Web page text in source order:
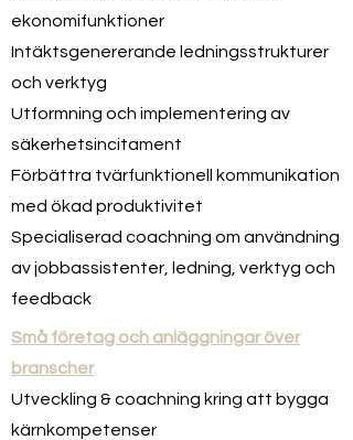
ekonomifunktioner
Intäktsgenererande ledningsstrukturer
och verktyg
Utformning och implementering av
säkerhetsincitament
Förbättra tvärfunktionell kommunikation
med ökad produktivitet
Specialiserad coachning om användning
av jobbassistenter, ledning, verktyg och
feedback
Små företag och anläggningar över
branscher
Utveckling & coachning kring att bygga
kärnkompetenser